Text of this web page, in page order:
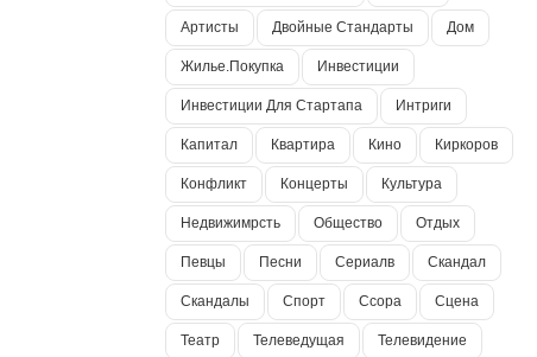
Артисты Двойные Стандарты Дом
Жилье.покупка Инвестиции
Инвестиции Для Стартапа Интриги
Капитал Квартира Кино Киркоров
Конфликт Концерты Культура
Недвижимрсть Общество Отдых
Певцы Песни Сериалв Скандал
Скандалы Спорт Ссора Сцена
Театр Телеведущая Телевидение